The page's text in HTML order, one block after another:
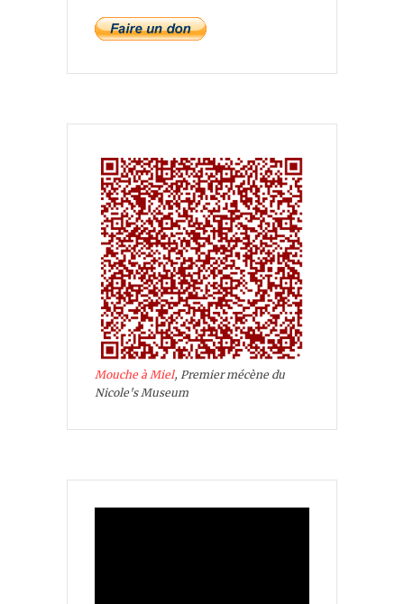
Mouche à Miel, Premier mécène du
Nicole's Museum